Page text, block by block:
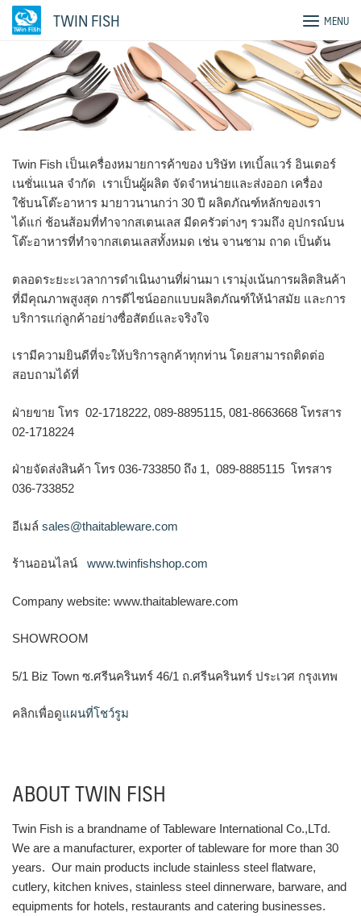
Skip
TWIN FISH MENU
Twin Fish เป็นเครื่องหมายการค้าของ บริษัท เทเบิ้ลแวร์ อินเตอร์
เนชั่นแนล จำกัด เราเป็นผู้ผลิต จัดจำหน่ายและส่งออก เครื่อง
ใช้บนโต๊ะอาหาร มายาวนานกว่า 30 ปี ผลิตภัณฑ์หลักของเรา
ได้แก่ ช้อนส้อมที่ทำจากสเตนเลส มีดครัวต่างๆ รวมถึง อุปกรณ์บน
โต๊ะอาหารที่ทำจากสเตนเลสทั้งหมด เช่น จานชาม ถาด เป็นต้น
ตลอดระยะะเวลาการดำเนินงานที่ผ่านมา เรามุ่งเน้นการผลิตสินค้า
ที่มีคุณภาพสูงสุด การดีไซน์ออกแบบผลิตภัณฑ์ให้นำสมัย และการ
บริการแก่ลูกค้าอย่างซื่อสัตย์และจริงใจ
เรามีความยินดีที่จะให้บริการลูกค้าทุกท่าน โดยสามารถติดต่อ
สอบถามได้ที่
ฝ่ายขาย โทร 02-1718222, 089-8895115, 081-8663668 โทรสาร
02-1718224
ฝ่ายจัดส่งสินค้า โทร 036-733850 ถึง 1, 089-8885115 โทรสาร
036-733852
อีเมล์ sales@thaitableware.com
ร้านออนไลน์ www.twinfishshop.com
Company website: www.thaitableware.com
SHOWROOM
5/1 Biz Town ซ.ศรีนครินทร์ 46/1 ถ.ศรีนครินทร์ ประเวศ กรุงเทพ
คลิกเพื่อดูแผนที่โชว์รูม
ABOUT TWIN FISH
Twin Fish is a brandname of Tableware International Co.,LTd.
We are a manufacturer, exporter of tableware for more than 30
years. Our main products include stainless steel flatware,
cutlery, kitchen knives, stainless steel dinnerware, barware, and
equipments for hotels, restaurants and catering businesses.